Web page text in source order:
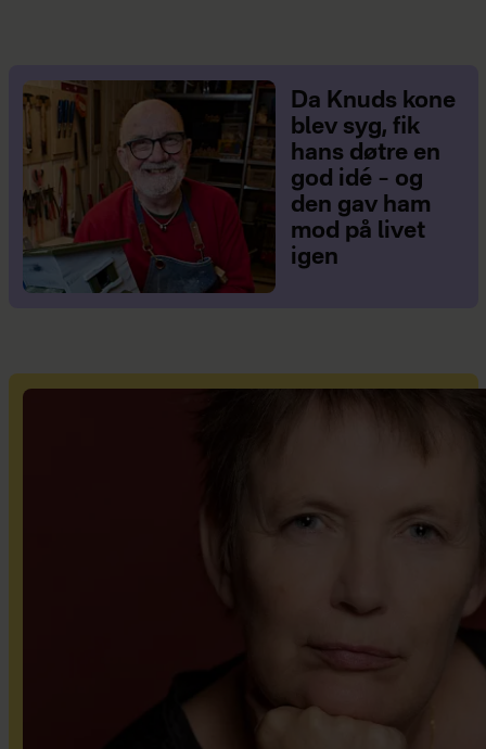
Da Knuds kone
blev syg, fik
hans døtre en
god idé – og
den gav ham
mod på livet
igen